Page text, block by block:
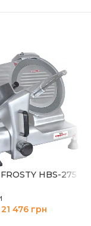
HBS-275
21 476 грн